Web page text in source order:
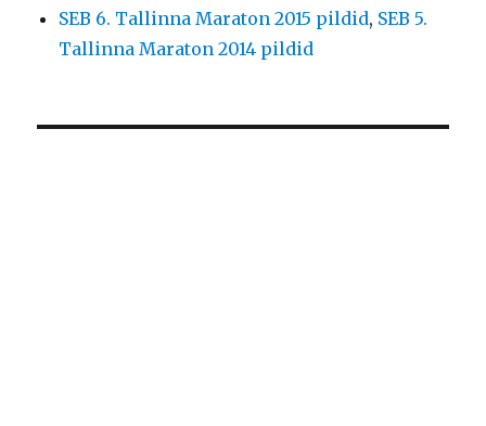
SEB 6. Tallinna Maraton 2015 pildid, SEB 5.
Tallinna Maraton 2014 pildid